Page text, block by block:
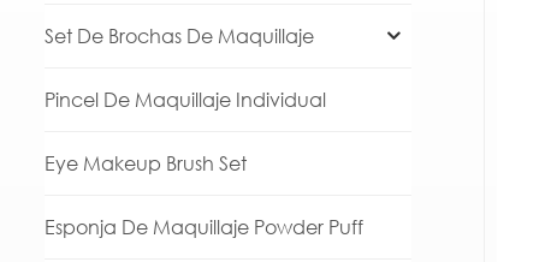
Set De Brochas De Maquillaje
Pincel De Maquillaje Individual
Eye Makeup Brush Set
Esponja De Maquillaje Powder Puff